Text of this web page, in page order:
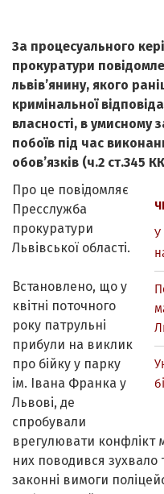
За процесуального
прокуратури
львів’янину, якого
кримінальної
власності, в умисному
побоїв під час
обов’язків (ч.2 ст.345
У
Про це повідомляє
Пресслужба
прокуратури
Львівської області.
Встановлено, що у
квітні поточного
року патрульні
прибули на виклик
про бійку у парку
ім. Івана Франка у
Львові, де
спробували
врегулювати конфлікт
них поводився зухвало
законні вимоги